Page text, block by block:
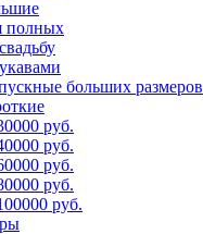
полных
больших размеров
руб.
руб.
руб.
руб.
руб.